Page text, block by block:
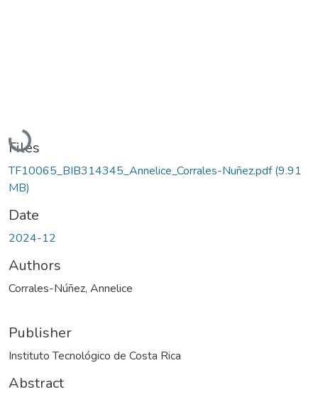
Loading...
Files
TF10065_BIB314345_Annelice_Corrales-Nuñez.pdf(9.91
MB)
Date
2024-12
Authors
Corrales-Núñez, Annelice
Publisher
Instituto Tecnológico de Costa Rica
Abstract